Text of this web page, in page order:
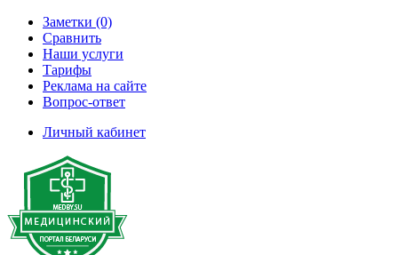
Заметки (0)
Сравнить
Наши услуги
Тарифы
Реклама на сайте
Вопрос-ответ
Личный кабинет